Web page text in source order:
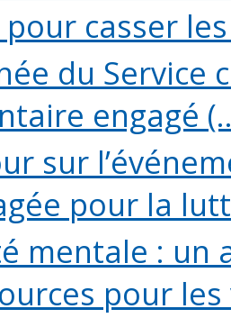
casser les
du Service
engagé
sur
pour la
mentale : un
pour